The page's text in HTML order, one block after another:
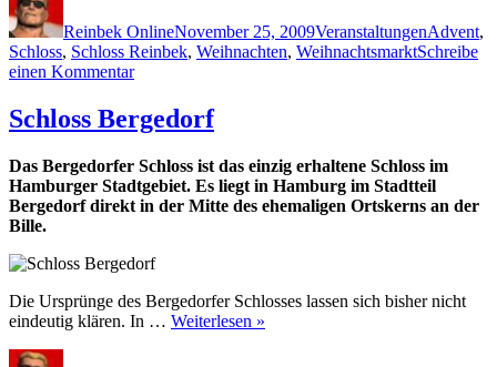
Reinbek OnlineNovember 25, 2009VeranstaltungenAdvent,
Schloss, Schloss Reinbek, Weihnachten, WeihnachtsmarktSchreibe
einen Kommentarzu
Reinbek
am
Schloss Bergedorf
Das Bergedorfer Schloss ist das einzig erhaltene Schloss im
Hamburger Stadtgebiet. Es liegt in Hamburg im Stadtteil
Bergedorf direkt in der Mitte des ehemaligen Ortskerns an der
Bille.
Die Ursprünge des Bergedorfer Schlosses lassen sich bisher nicht
eindeutig klären. In … Weiterlesen »